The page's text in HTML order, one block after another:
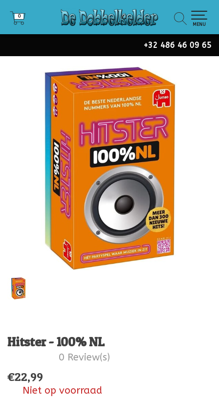
+32 486 46 09 65
0
0
MENU
Hitster - 100% NL
0 Review(s)
€22,99
Niet op voorraad